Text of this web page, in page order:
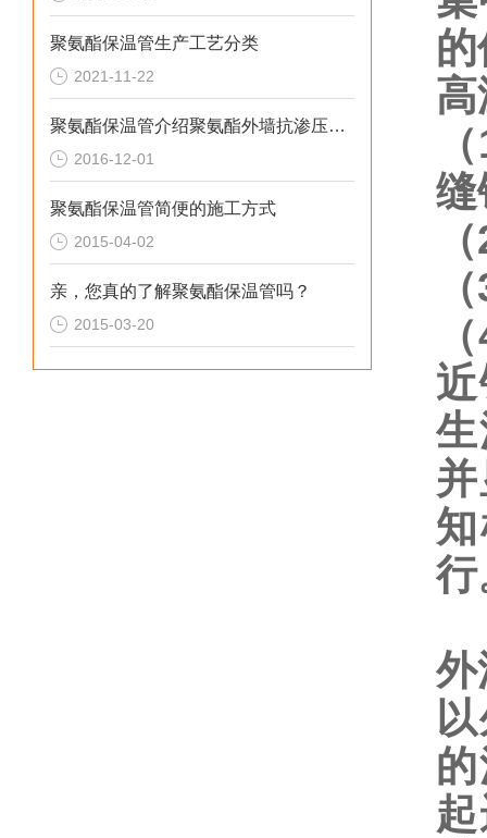
聚氨酯保温管生产工艺分类
2021-11-22
聚氨酯保温管介绍聚氨酯外墙抗渗压性能*
2016-12-01
聚氨酯保温管简便的施工方式
2015-04-02
亲，您真的了解聚氨酯保温管吗？
2015-03-20
（
缝
（
（
（
行
外